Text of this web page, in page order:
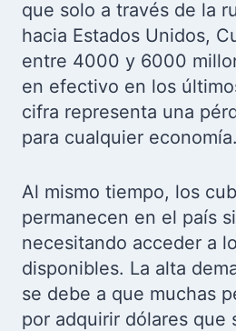
que solo a través de la
hacia Estados Unidos,
entre 4000 y 6000
en efectivo en los
cifra representa una
para cualquier economía.
Al mismo tiempo, los
permanecen en el país
necesitando acceder a
disponibles. La alta
se debe a que muchas
por adquirir dólares que